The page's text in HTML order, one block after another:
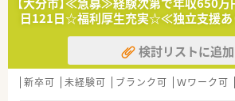
≪こんな薬局です≫
■薬剤師は最低2名以上で対応されてお
■小児科の処方箋がほとんどです！
■電子薬歴は生成AIでipad入力のため、
で素早く入力できます！
日121日☆福利厚生充実☆≪独立支援あ
検討リストに追加
新卒可 未経験可 ブランク可 Ｗワーク可